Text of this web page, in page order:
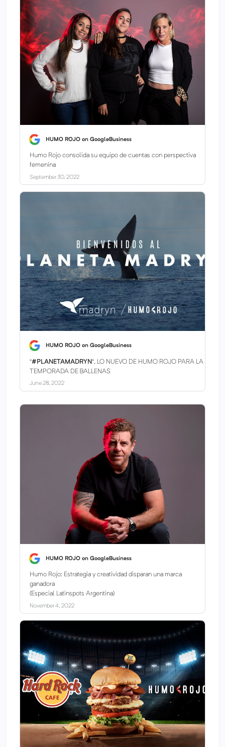
HUMO ROJO on GoogleBusiness
Humo Rojo consolida su equipo de cuentas con perspectiva
femenina
September 30, 2022
HUMO ROJO on GoogleBusiness
“#PLANETAMADRYN”, LO NUEVO DE HUMO ROJO PARA LA
TEMPORADA DE BALLENAS
June 28, 2022
HUMO ROJO on GoogleBusiness
Humo Rojo: Estrategia y creatividad disparan una marca
ganadora
(Especial Latinspots Argentina)
November 4, 2022